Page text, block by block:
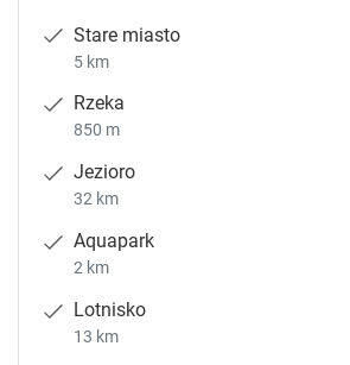
Stare miasto
5 km
Rzeka
850 m
Jezioro
32 km
Aquapark
2 km
Lotnisko
13 km